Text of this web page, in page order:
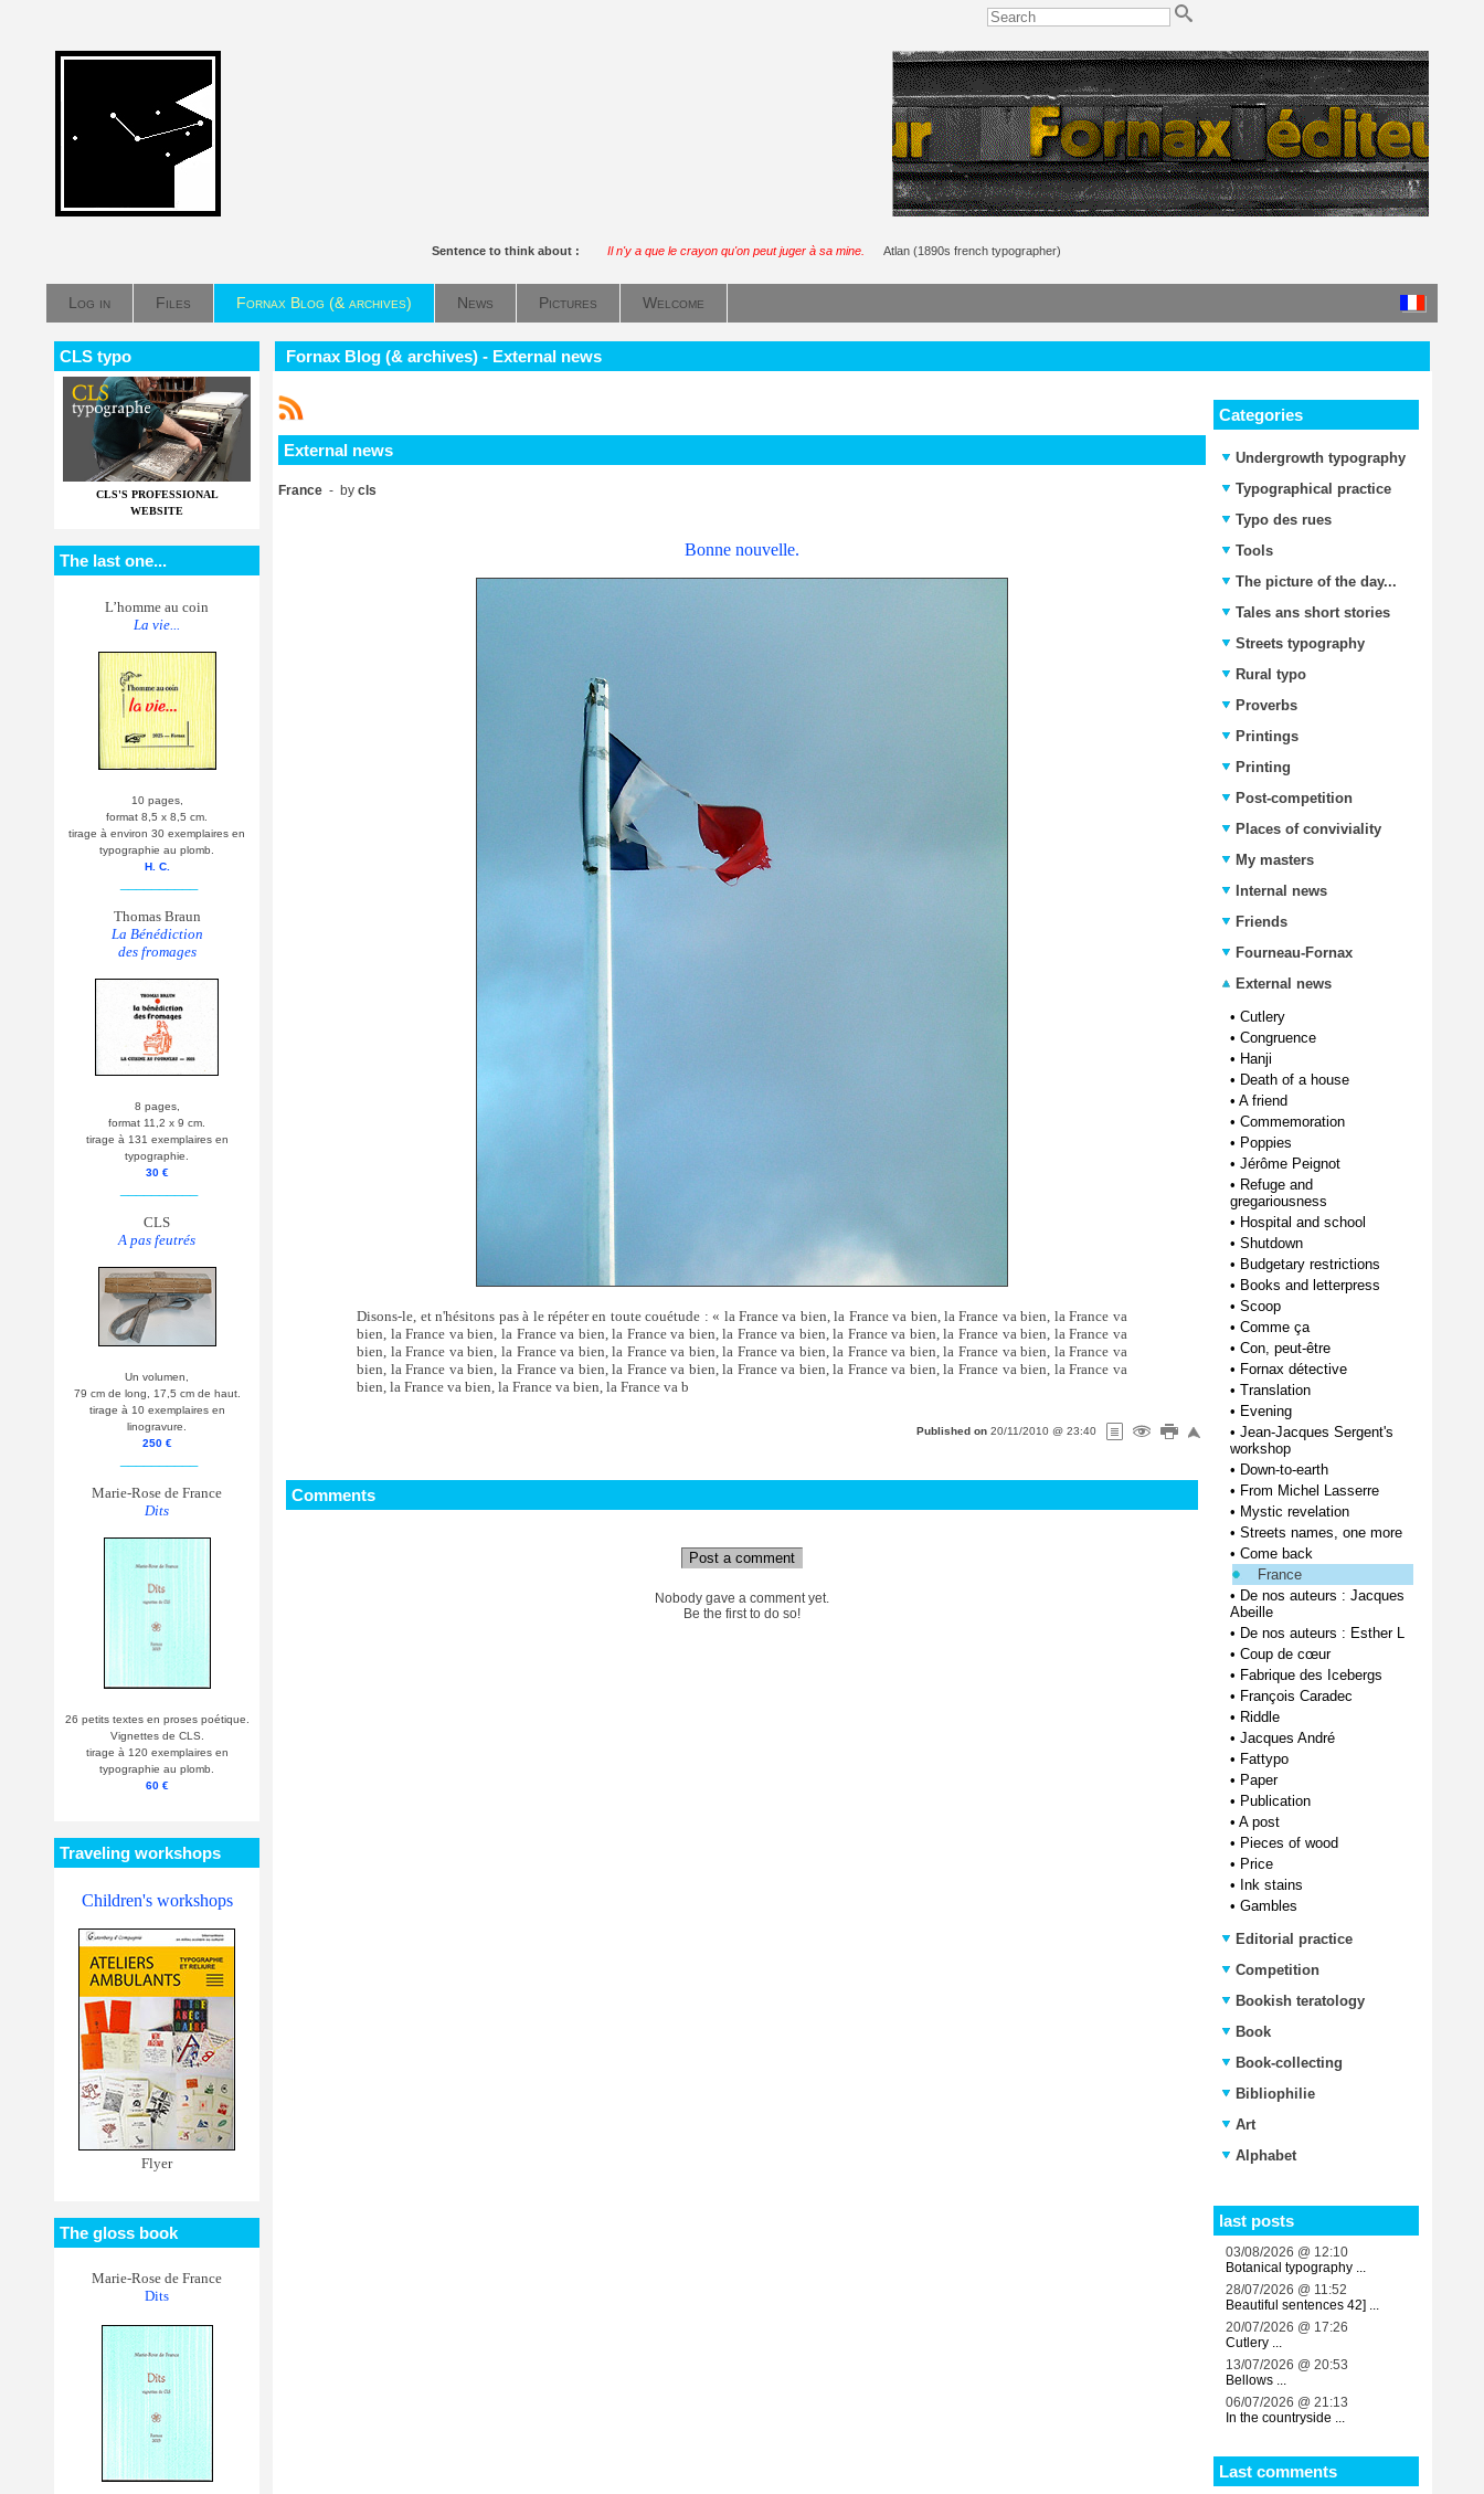
Sentence to think about : Il n'y a que le crayon qu'on peut juger à sa mine. Atlan (1890s french typographer)
Log in Files Fornax Blog (& archives) News Pictures Welcome
CLS typo
CLS'S PROFESSIONAL
WEBSITE
The last one...
L’homme au coin
La vie...
10 pages,
format 8,5 x 8,5 cm.
tirage à environ 30 exemplaires en
typographie au plomb.
H. C.
Thomas Braun
La Bénédiction
des fromages
8 pages,
format 11,2 x 9 cm.
tirage à 131 exemplaires en
typographie.
30 €
CLS
A pas feutrés
Un volumen,
79 cm de long, 17,5 cm de haut.
tirage à 10 exemplaires en
linogravure.
250 €
Marie-Rose de France
Dits
26 petits textes en proses poétique.
Vignettes de CLS.
tirage à 120 exemplaires en
typographie au plomb.
60 €
Traveling workshops
Children's workshops
Flyer
The gloss book
Marie-Rose de France
Dits
Fornax Blog (& archives) - External news
External news
France - by cls
Bonne nouvelle.
Disons-le, et n'hésitons pas à le répéter en toute couétude : « la France va bien, la France va bien, la France va bien, la France va
bien, la France va bien, la France va bien, la France va bien, la France va bien, la France va bien, la France va bien, la France va
bien, la France va bien, la France va bien, la France va bien, la France va bien, la France va bien, la France va bien, la France va
bien, la France va bien, la France va bien, la France va bien, la France va bien, la France va bien, la France va bien, la France va
bien, la France va bien, la France va bien, la France va b
Published on 20/11/2010 @ 23:40
Comments
Post a comment
Nobody gave a comment yet.
Be the first to do so!
Categories
Undergrowth typography
Typographical practice
Typo des rues
Tools
The picture of the day...
Tales ans short stories
Streets typography
Rural typo
Proverbs
Printings
Printing
Post-competition
Places of conviviality
My masters
Internal news
Friends
Fourneau-Fornax
External news
• Cutlery
• Congruence
• Hanji
• Death of a house
• A friend
• Commemoration
• Poppies
• Jérôme Peignot
• Refuge and
gregariousness
• Hospital and school
• Shutdown
• Budgetary restrictions
• Books and letterpress
• Scoop
• Comme ça
• Con, peut-être
• Fornax détective
• Translation
• Evening
• Jean-Jacques Sergent's
workshop
• Down-to-earth
• From Michel Lasserre
• Mystic revelation
• Streets names, one more
• Come back
France
• De nos auteurs : Jacques
Abeille
• De nos auteurs : Esther L
• Coup de cœur
• Fabrique des Icebergs
• François Caradec
• Riddle
• Jacques André
• Fattypo
• Paper
• Publication
• A post
• Pieces of wood
• Price
• Ink stains
• Gambles
Editorial practice
Competition
Bookish teratology
Book
Book-collecting
Bibliophilie
Art
Alphabet
last posts
03/08/2026 @ 12:10
Botanical typography ...
28/07/2026 @ 11:52
Beautiful sentences 42] ...
20/07/2026 @ 17:26
Cutlery ...
13/07/2026 @ 20:53
Bellows ...
06/07/2026 @ 21:13
In the countryside ...
Last comments